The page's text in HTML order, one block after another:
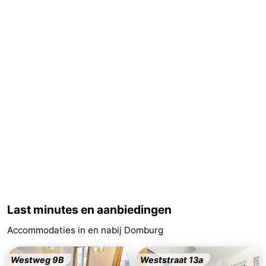
Schouwen-
Duiveland
-
Renesse
-
Last minutes en aanbiedingen
Accommodaties in en nabij Domburg
Westweg 9B Weststraat 13a